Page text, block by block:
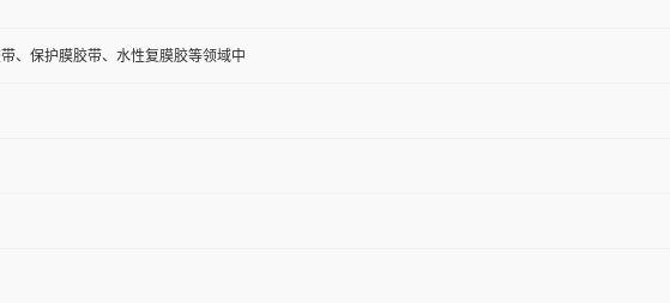
、保护膜胶带、水性复膜胶等领域中